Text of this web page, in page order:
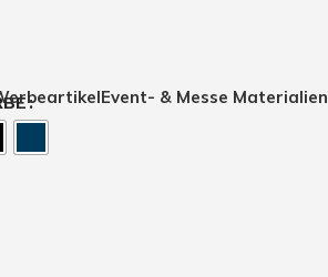
Event- & Messe Materialien